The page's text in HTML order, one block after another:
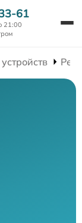
61
21:00